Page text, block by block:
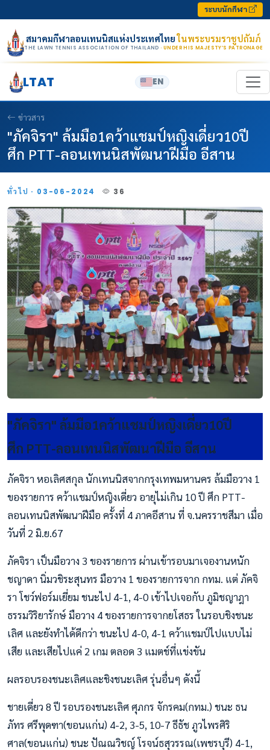
ระบบนักกีฬา
สมาคมกีฬาลอนเทนนิสแห่งประเทศไทยในพระบรมราชูปถัมภ์
THE LAWN TENNIS ASSOCIATION OF THAILAND · UNDER HIS MAJESTY’S PATRONAGE
LTAT EN
ข่าวสาร
"ภัคจิรา" ล้มมือ1คว้าแชมป์หญิงเดี่ยว10ปี
ศึก PTT-ลอนเทนนิสพัฒนาฝีมือ อีสาน
ทั่วไป · 03-06-2024 36
"ภัคจิรา" ล้มมือ1คว้าแชมป์หญิงเดี่ยว10ปี
ศึก PTT-ลอนเทนนิสพัฒนาฝีมือ อีสาน
ภัคจิรา หอเลิศสกุล นักเทนนิสจากกรุงเทพมหานคร ล้มมือวาง 1
ของรายการ คว้าแชมป์หญิงเดี่ยว อายุไม่เกิน 10 ปี ศึก PTT-
ลอนเทนนิสพัฒนาฝีมือ ครั้งที่ 4 ภาคอีสาน ที่ จ.นครราชสีมา เมื่อ
วันที่ 2 มิ.ย.67
ภัคจิรา เป็นมือวาง 3 ของรายการ ผ่านเข้ารอบมาเจองานหนัก
ชญาดา นิ่มวชิระสุนทร มือวาง 1 ของรายการจาก กทม. แต่ ภัคจิ
รา โชว์ฟอร์มเยี่ยม ชนะไป 4-1, 4-0 เข้าไปเจอกับ ภูมิชญาฎา
ธรรมวิริยารักษ์ มือวาง 4 ของรายการจากยโสธร ในรอบชิงชนะ
เลิศ และยังทำได้ดีกว่า ชนะไป 4-0, 4-1 คว้าแชมป์ไปแบบไม่
เสีย และเสียไปแค่ 2 เกม ตลอด 3 แมตช์ที่แข่งขัน
ผลรอบรองชนะเลิศและชิงชนะเลิศ รุ่นอื่นๆ ดังนี้
ชายเดี่ยว 8 ปี รอบรองชนะเลิศ ศุภกร จักรคม(กทม.) ชนะ ธน
ภัทร ศรีพุดฑา(ขอนแก่น) 4-2, 3-5, 10-7 ธีธัช ภูวไพรศิริ
ศาล(ขอนแก่น) ชนะ ปัณณวิชญ์ โรจน์ธสุวรรณ(เพชรบุรี) 4-1,